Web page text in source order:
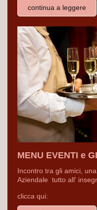
continua a leggere
MENU EVENTI e
Incontro tra gli amici,
Aziendale tutto all'
clicca qui: